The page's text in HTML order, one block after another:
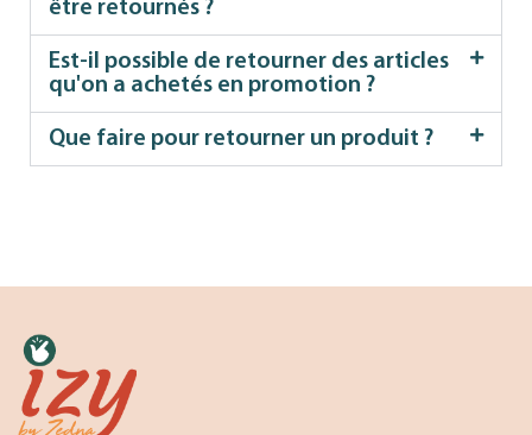
être retournés ?
Est-il possible de retourner des articles
qu'on a achetés en promotion ?
Que faire pour retourner un produit ?